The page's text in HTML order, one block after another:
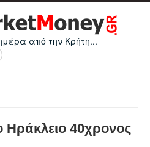
από την Κρήτη...
Ηράκλειο 40χρονος